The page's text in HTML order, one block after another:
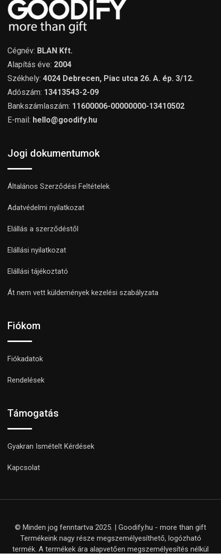
Cégnév: BLAN Kft.
Alapítás éve: 2004
Székhely: 4024 Debrecen, Piac utca 26. A. ép. 3/12.
Adószám: 13413543-2-09
Bankszámlaszám: 11600006-00000000-13410502
E-mail: hello@goodify.hu
Jogi dokumentumok
Általános Szerződési Feltételek
Adatvédelmi nyilatkozat
Elállás a szerződéstől
Elállási nyilatkozat
Elállási tájékoztató
Át nem vett küldemények kezelési szabályzata
Fiókom
Fiókadatok
Rendelések
Támogatás
Gyakran Ismételt Kérdések
Kapcsolat
© Minden jog fenntartva 2025. | Goodify.hu - more than gift
Termékeink nagy része megszemélyesíthető, logózható
termék. A termékek ára alapvetően megszemélyesítés nélkül